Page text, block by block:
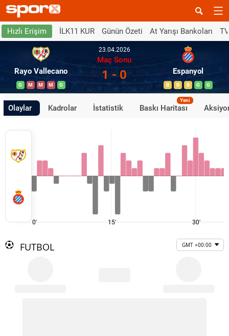
Hızlı Erişim İLK11 KUR Günün Özeti At Yarışı Bankoları
Rayo Vallecano
G M M M G
23.04.2026
Maç Sonu
1 - 0 Espanyol
B B B G G
Olaylar Kadrolar İstatistik Baskı Haritası
Yeni
0' 15' 30'
FUTBOL GMT +00:00